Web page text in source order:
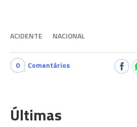
ACIDENTE NACIONAL
0 Comentários
Últimas